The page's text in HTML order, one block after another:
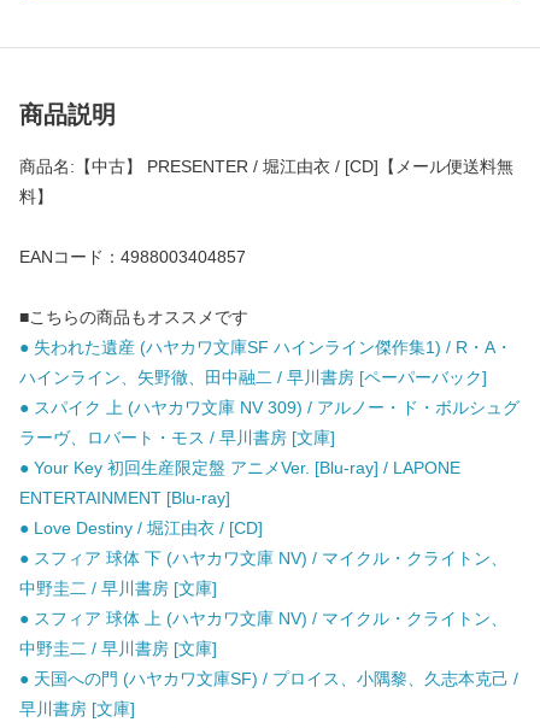
商品説明
商品名:【中古】 PRESENTER / 堀江由衣 / [CD]【メール便送料無
料】
EANコード：4988003404857
■こちらの商品もオススメです
● 失われた遺産 (ハヤカワ文庫SF ハインライン傑作集1) / R・A・
ハインライン、矢野徹、田中融二 / 早川書房 [ペーパーバック]
● スパイク 上 (ハヤカワ文庫 NV 309) / アルノー・ド・ボルシュグ
ラーヴ、ロバート・モス / 早川書房 [文庫]
● Your Key 初回生産限定盤 アニメVer. [Blu-ray] / LAPONE
ENTERTAINMENT [Blu-ray]
● Love Destiny / 堀江由衣 / [CD]
● スフィア 球体 下 (ハヤカワ文庫 NV) / マイクル・クライトン、
中野圭二 / 早川書房 [文庫]
● スフィア 球体 上 (ハヤカワ文庫 NV) / マイクル・クライトン、
中野圭二 / 早川書房 [文庫]
● 天国への門 (ハヤカワ文庫SF) / プロイス、小隅黎、久志本克己 /
早川書房 [文庫]